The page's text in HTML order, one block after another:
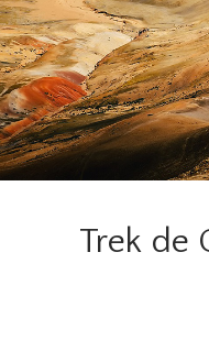
Trek de